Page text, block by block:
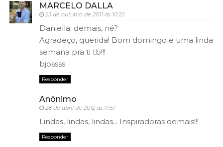
MARCELO DALLA
23 de outubro de 2011 às 10:22
Daniella: demais, né?
Agradeço, querida! Bom domingo e uma linda
semana pra ti tb!!!
bjossss
Responder
Anônimo
28 de abril de 2012 às 17:51
Lindas, lindas, lindas... Inspiradoras demais!!!
Responder